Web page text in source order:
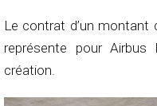
Le contrat d’un montant
représente pour
création.